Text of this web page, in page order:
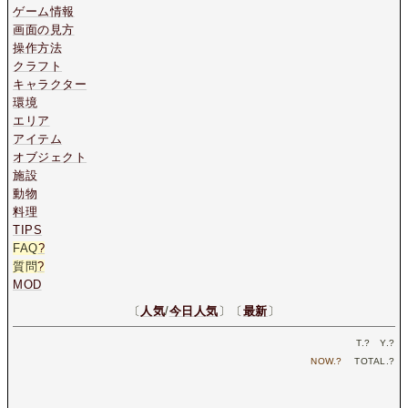
ゲーム情報
画面の見方
操作方法
クラフト
キャラクター
環境
エリア
アイテム
オブジェクト
施設
動物
料理
TIPS
FAQ?
質問?
MOD
〔 人気/今日人気〕〔最新〕
T.? Y.?
NOW.? TOTAL.?